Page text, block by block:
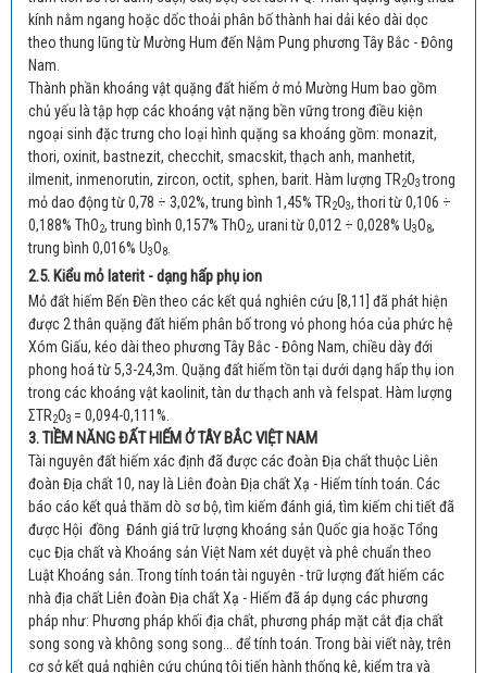
kính nằm ngang hoặc dốc thoải phân bố thành hai dải kéo dài dọc
theo thung lũng từ Mường Hum đến Nậm Pung phương Tây Bắc - Đông
Nam.
Thành phần khoáng vật quặng đất hiếm ở mỏ Mường Hum bao gồm
chủ yếu là tập hợp các khoáng vật nặng bền vững trong điều kiện
ngoại sinh đặc trưng cho loại hình quặng sa khoáng gồm: monazit,
thori, oxinit, bastnezit, checchit, smacskit, thạch anh, manhetit,
ilmenit, inmenorutin, zircon, octit, sphen, barit. Hàm lượng TR2O3 trong
mỏ dao động từ 0,78 ÷ 3,02%, trung bình 1,45% TR2O3, thori từ 0,106 ÷
0,188% ThO2, trung bình 0,157% ThO2, urani từ 0,012 ÷ 0,028% U3O8,
trung bình 0,016% U3O8
2.5. Kiểu mỏ laterit - dạng hấp phụ ion
Mỏ đất hiếm Bến Đền theo các kết quả nghiên cứu [8,11] đã phát hiện
được 2 thân quặng đất hiếm phân bố trong vỏ phong hóa của phức hệ
Xóm Giấu, kéo dài theo phương Tây Bắc - Đông Nam, chiều dày đới
phong hoá từ 5,3-24,3m. Quặng đất hiếm tồn tại dưới dạng hấp thụ ion
trong các khoáng vật kaolinit, tàn dư thạch anh và felspat. Hàm lượng
ΣTR2O3 = 0,094-0,111%.
3. TIỀM NĂNG ĐẤT HIẾM Ở TÂY BẮC VIỆT NAM
Tài nguyên đất hiếm xác định đã được các đoàn Địa chất thuộc Liên
đoàn Địa chất 10, nay là Liên đoàn Địa chất Xạ - Hiếm tính toán. Các
báo cáo kết quả thăm dò sơ bộ, tìm kiếm đánh giá, tìm kiếm chi tiết đã
được Hội đồng Đánh giá trữ lượng khoáng sản Quốc gia hoặc Tổng
cục Địa chất và Khoáng sản Việt Nam xét duyệt và phê chuẩn theo
Luật Khoáng sản. Trong tính toán tài nguyên - trữ lượng đất hiếm các
nhà địa chất Liên đoàn Địa chất Xạ - Hiếm đã áp dụng các phương
pháp như: Phương pháp khối địa chất, phương pháp mặt cắt địa chất
song song và không song song... để tính toán. Trong bài viết này, trên
cơ sở kết quả nghiên cứu chúng tôi tiến hành thống kê, kiểm tra và